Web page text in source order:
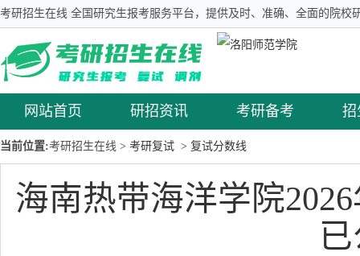
考研招生在线 全国研究生报考服务平台，提供及时、准确、全面的院校
网站首页 研招资讯 考研备考 招
当前位置:考研招生在线 > 考研复试 > 复试分数线
海南热带海洋学院